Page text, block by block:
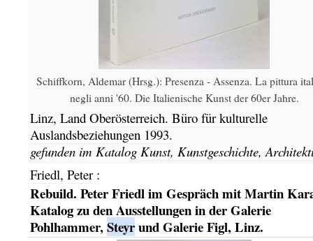
Schiffkorn, Aldemar (Hrsg.): Presenza - Assenza. La pittura
negli anni '60. Die Italienische Kunst der 60er Jahre.
Linz, Land Oberösterreich. Büro für kulturelle
Auslandsbeziehungen 1993.
gefunden im Katalog Kunst, Kunstgeschichte,
Friedl, Peter:
Rebuild. Peter Friedl im Gespräch mit Martin
Katalog zu den Ausstellungen in der Galerie
Pohlhammer,Steyrund Galerie Figl, Linz.